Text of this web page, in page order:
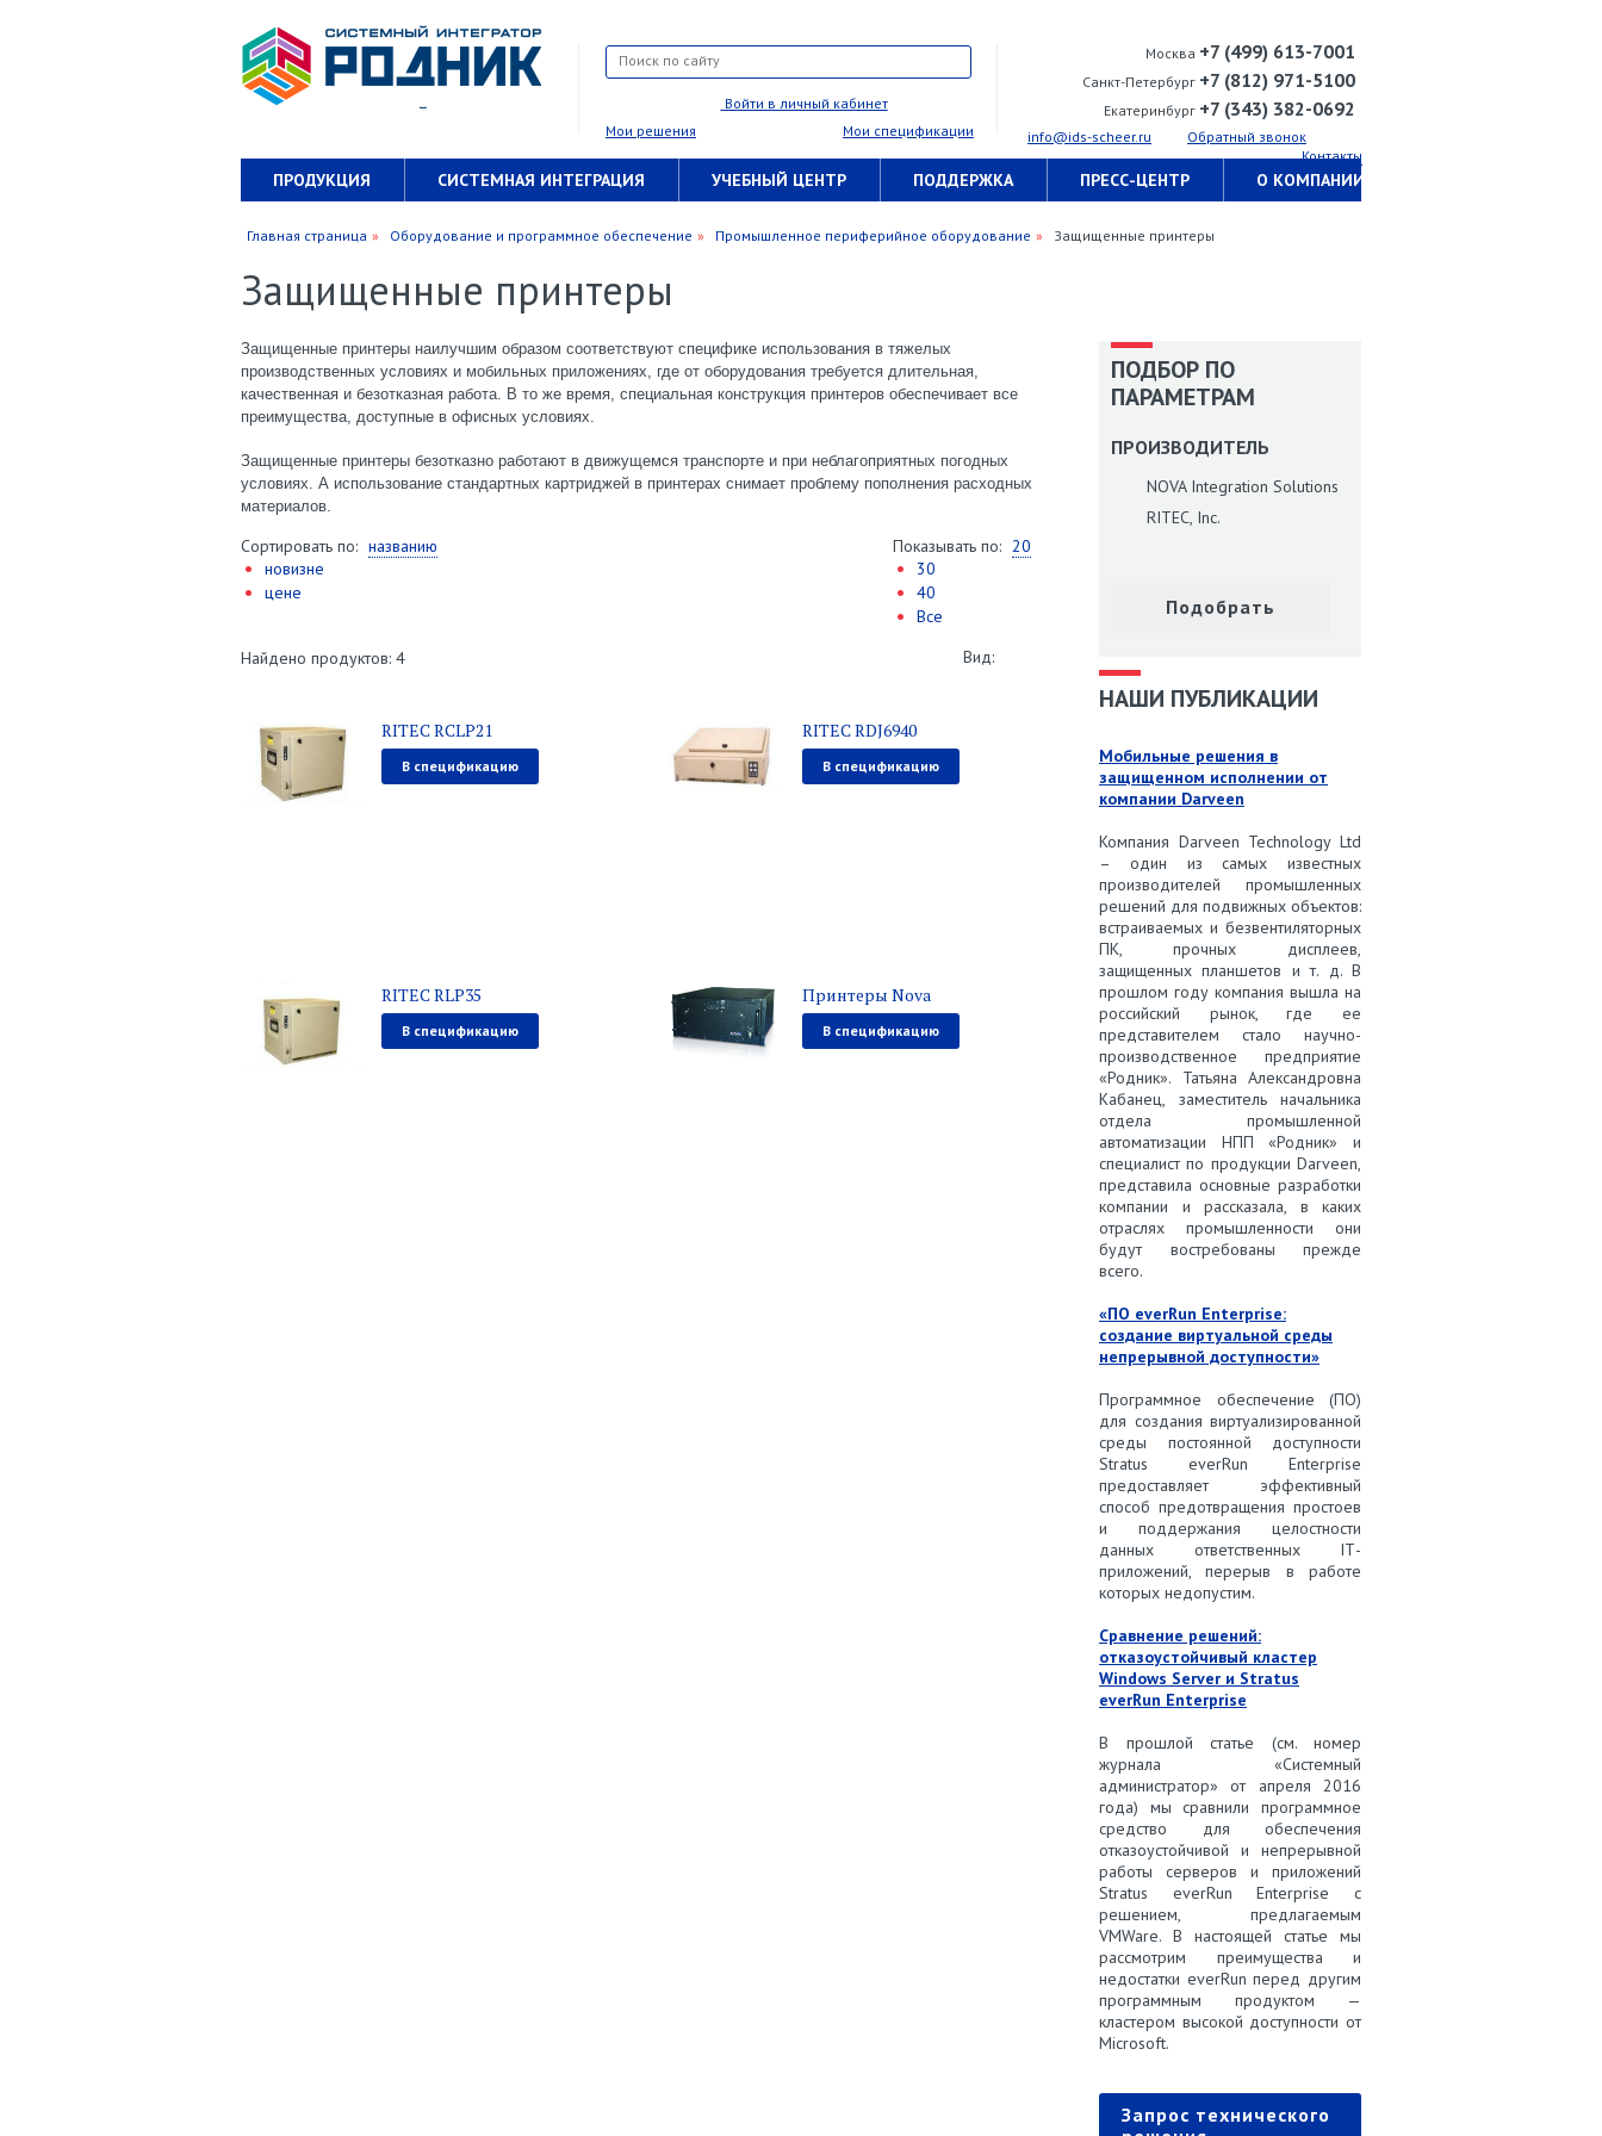
Войти в личный кабинет
Мои решения
Мои спецификации
Москва +7 (499) 613-7001
Санкт-Петербург +7 (812) 971-5100
Екатеринбург +7 (343) 382-0692
info@ids-scheer.ru
Обратный звонок
Контакты
ПРОДУКЦИЯ СИСТЕМНАЯ ИНТЕГРАЦИЯ УЧЕБНЫЙ ЦЕНТР ПОДДЕРЖКА ПРЕСС-ЦЕНТР
О КОМПАНИИ
Главная страница Оборудование и программное обеспечение Промышленное периферийное оборудование Защищенные принтеры
Защищенные принтеры
Защищенные принтеры наилучшим образом соответствуют специфике использования в тяжелых
производственных условиях и мобильных приложениях, где от оборудования требуется длительная,
качественная и безотказная работа. В то же время, специальная конструкция принтеров обеспечивает все
преимущества, доступные в офисных условиях.
Защищенные принтеры безотказно работают в движущемся транспорте и при неблагоприятных погодных
условиях. А использование стандартных картриджей в принтерах снимает проблему пополнения расходных
материалов.
Сортировать по: названию
новизне
цене
Показывать по: 20
30
40
Все
Найдено продуктов: 4
Вид:
RITEC RCLP21
В спецификацию
RITEC RDJ6940
В спецификацию
RITEC RLP35
В спецификацию
Принтеры Nova
В спецификацию
ПОДБОР ПО
ПАРАМЕТРАМ
ПРОИЗВОДИТЕЛЬ
NOVA Integration Solutions
RITEC, Inc.
НАШИ ПУБЛИКАЦИИ
Мобильные решения в
защищенном исполнении от
компании Darveen
Компания Darveen Technology Ltd
– один из самых известных
производителей промышленных
решений для подвижных объектов:
встраиваемых и безвентиляторных
ПК, прочных дисплеев,
защищенных планшетов и т. д. В
прошлом году компания вышла на
российский рынок, где ее
представителем стало научно-
производственное предприятие
«Родник». Татьяна Александровна
Кабанец, заместитель начальника
отдела промышленной
автоматизации НПП «Родник» и
специалист по продукции Darveen,
представила основные разработки
компании и рассказала, в каких
отраслях промышленности они
будут востребованы прежде
всего.
«ПО everRun Enterprise:
создание виртуальной среды
непрерывной доступности»
Программное обеспечение (ПО)
для создания виртуализированной
среды постоянной доступности
Stratus everRun Enterprise
предоставляет эффективный
способ предотвращения простоев
и поддержания целостности
данных ответственных IТ-
приложений, перерыв в работе
которых недопустим.
Сравнение решений:
отказоустойчивый кластер
Windows Server и Stratus
everRun Enterprise
В прошлой статье (см. номер
журнала «Системный
администратор» от апреля 2016
года) мы сравнили программное
средство для обеспечения
отказоустойчивой и непрерывной
работы серверов и приложений
Stratus everRun Enterprise с
решением, предлагаемым
VMWare. В настоящей статье мы
рассмотрим преимущества и
недостатки everRun перед другим
программным продуктом —
кластером высокой доступности от
Microsoft.
Запрос технического